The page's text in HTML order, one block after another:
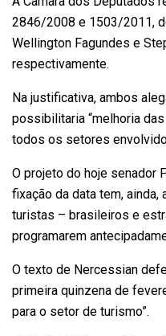
2846/2008 e 1503/2011,
Wellington Fagundes e
respectivamente.
Na justificativa, ambos
possibilitaria “melhoria
todos os setores
O projeto do hoje senador
fixação da data tem,
turistas – brasileiros e
programarem
O texto de Nercessian
primeira quinzena de
para o setor de turismo”.